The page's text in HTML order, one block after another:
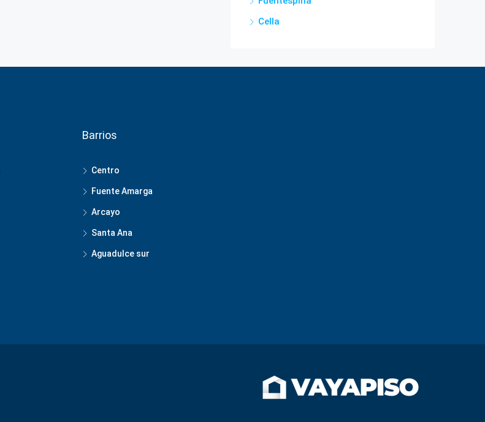
Cella
Barrios
Centro
Fuente Amarga
Arcayo
Santa Ana
Aguadulce sur